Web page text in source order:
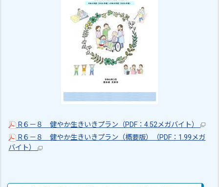
R６－８ 健やか生きいきプラン（PDF：4.52メガバイト）
R６－８ 健やか生きいきプラン（概要版）（PDF：1.99メガ
バイト）